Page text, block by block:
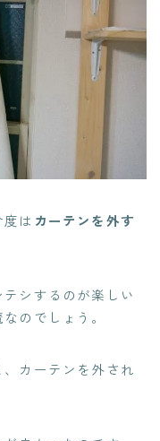
は カーテンを外す
シするのが楽しい
のでしょう。
カーテンを外され